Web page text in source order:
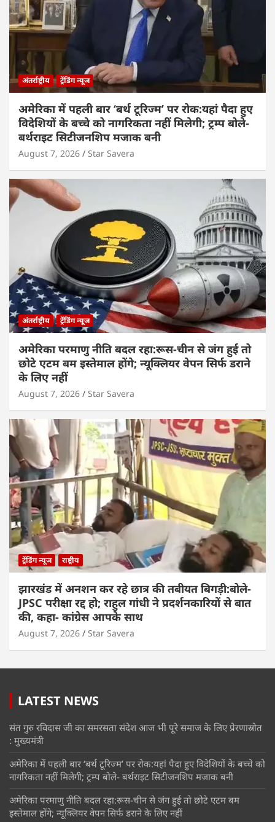
अंतर्राष्ट्रीय ट्रेंडिंग न्यूज
अमेरिका में पहली बार ‘बर्थ टूरिज्म’ पर रोक:यहां पैदा हुए
विदेशियों के बच्चे को नागरिकता नहीं मिलेगी; ट्रम्प बोले-
बर्थराइट सिटीजनशिप मजाक बनी
August 7, 2026 Star Savera
अंतर्राष्ट्रीय ट्रेंडिंग न्यूज
अमेरिका परमाणु नीति बदल रहा:रूस-चीन से जंग हुई तो
छोटे एटम बम इस्तेमाल होंगे; न्यूक्लियर वेपन सिर्फ डराने
के लिए नहीं
August 7, 2026 Star Savera
ट्रेंडिंग न्यूज राष्ट्रीय
झारखंड में अनशन कर रहे छात्र की तबीयत बिगड़ी:बोले-
JPSC परीक्षा रद्द हो; राहुल गांधी ने प्रदर्शनकारियों से बात
की, कहा- कांग्रेस आपके साथ
August 7, 2026 Star Savera
LATEST NEWS
संत गुरु रविदास जी का समरसता संदेश आज भी पूरे समाज के लिए प्रेरणास्रोत
: मुख्यमंत्री
अमेरिका में पहली बार ‘बर्थ टूरिज्म’ पर रोक:यहां पैदा हुए विदेशियों के बच्चे को
नागरिकता नहीं मिलेगी; ट्रम्प बोले- बर्थराइट सिटीजनशिप मजाक बनी
अमेरिका परमाणु नीति बदल रहा:रूस-चीन से जंग हुई तो छोटे एटम बम
इस्तेमाल होंगे; न्यूक्लियर वेपन सिर्फ डराने के लिए नहीं